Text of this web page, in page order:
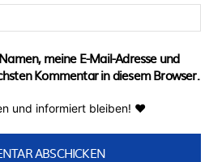
meine E-Mail-Adresse und
Kommentar in diesem Browser.
und informiert bleiben! ♥